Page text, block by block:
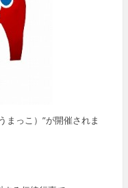
まっこ）”が開催されま